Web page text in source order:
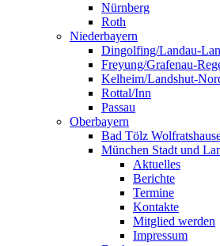
Nürnberg
Roth
Niederbayern
Dingolfing/Landau-
Freyung/Grafenau-
Kelheim/Landshut-
Rottal/Inn
Passau
Oberbayern
Bad Tölz
München Stadt und
Aktuelles
Berichte
Termine
Kontakte
Mitglied werden
Impressum